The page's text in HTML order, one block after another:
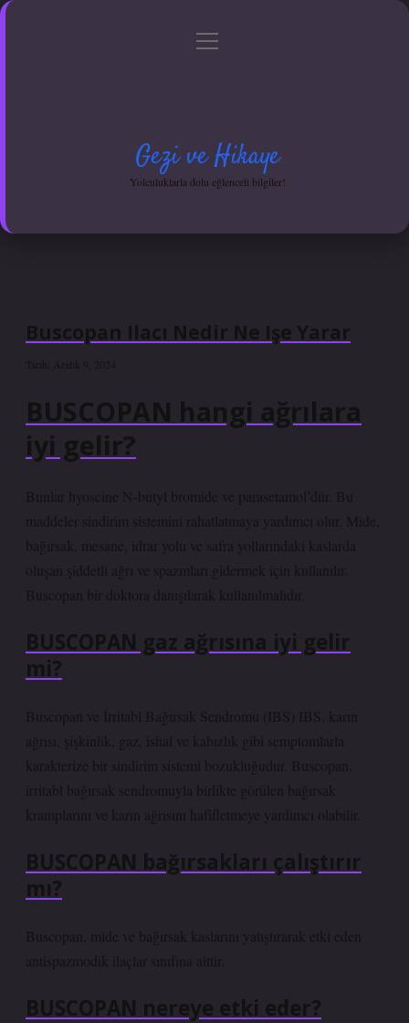
Gizlilik Politikası
menüyü
Gezi ve Hikaye
Yolculuklarla dolu eğlenceli bilgiler!
Buscopan Ilacı Nedir Ne Işe Yarar
Tarih: Aralık 9, 2024
BUSCOPAN hangi ağrılara
iyi gelir?
Bunlar hyoscine N-butyl bromide ve parasetamol’dür. Bu
maddeler sindirim sistemini rahatlatmaya yardımcı olur. Mide,
bağırsak, mesane, idrar yolu ve safra yollarındaki kaslarda
oluşan şiddetli ağrı ve spazmları gidermek için kullanılır.
Buscopan bir doktora danışılarak kullanılmalıdır.
BUSCOPAN gaz ağrısına iyi gelir
mi?
Buscopan ve İrritabl Bağırsak Sendromu (IBS) IBS, karın
ağrısı, şişkinlik, gaz, ishal ve kabızlık gibi semptomlarla
karakterize bir sindirim sistemi bozukluğudur. Buscopan,
irritabl bağırsak sendromuyla birlikte görülen bağırsak
kramplarını ve karın ağrısını hafifletmeye yardımcı olabilir.
BUSCOPAN bağırsakları çalıştırır
mı?
Buscopan, mide ve bağırsak kaslarını yatıştırarak etki eden
antispazmodik ilaçlar sınıfına aittir.
BUSCOPAN nereye etki eder?